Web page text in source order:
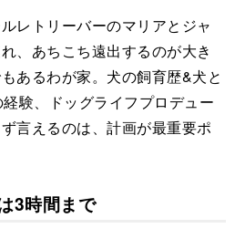
レトリーバーのマリアとジャ
、あちこち遠出するのが大き
あるわが家。犬の飼育歴&犬と
験、ドッグライフプロデュー
言えるのは、計画が最重要ポ
3時間まで